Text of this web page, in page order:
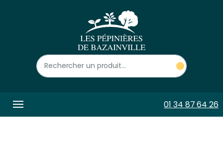
01 34 87 64 26